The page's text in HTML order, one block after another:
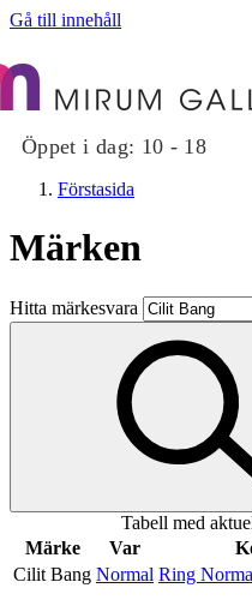
Gå till innehåll
Öppet i dag: 10 - 18
Butiker
Mat och dryck
Evenemang
Kundklubb
Inspiration
Förstasida
Märken
Hitta märkesvara
Tabell med
Märke
Var
Cilit Bang Normal Ring